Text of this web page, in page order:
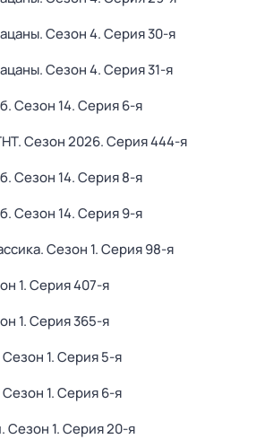
. Сезон 4. Серия 30-я
. Сезон 4. Серия 31-я
. Сезон 14. Серия 6-я
. Сезон 2026. Серия 444-я
. Сезон 14. Серия 8-я
. Сезон 14. Серия 9-я
. Сезон 1. Серия 98-я
1. Серия 407-я
1. Серия 365-я
Сезон 1. Серия 5-я
Сезон 1. Серия 6-я
. Сезон 1. Серия 20-я